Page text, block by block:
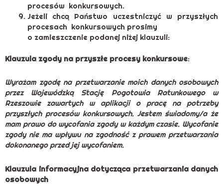
procesów konkursowych.
Jeżeli chcą Państwo uczestniczyć w przyszłych
procesach konkursowych prosimy
o zamieszczenie podanej niżej klauzuli:
Klauzula zgody na przyszłe procesy konkursowe:
Wyrażam zgodę na przetwarzanie moich danych osobowych
przez Wojewódzką Stację Pogotowia Ratunkowego w
Rzeszowie zawartych w aplikacji o pracę na potrzeby
przyszłych procesów konkursowych. Jestem świadomy/a że
mam prawo do wycofania zgody w każdym czasie. Wycofanie
zgody nie ma wpływu na zgodność z prawem przetwarzania
dokonanego przed jej wycofaniem.
Klauzula informacyjna dotycząca przetwarzania danych
osobowych